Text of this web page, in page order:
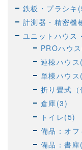
鉄板・プラシキ
計測器・精密機
ユニットハウス
PROハウ
連棟ハウ
単棟ハウ
折り畳式
倉庫(3)
トイレ(5)
備品：オ
備品：書